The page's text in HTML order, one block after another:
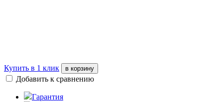
Купить в 1 клик в корзину
Добавить к сравнению
Гарантия